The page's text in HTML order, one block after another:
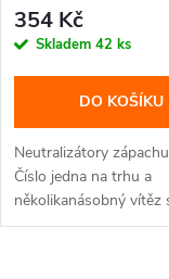
354 Kč
Skladem 42 ks
DO KOŠÍKU
Neutralizátory
Číslo jedna na trhu a
několikanásobný vítěz
S ONA...